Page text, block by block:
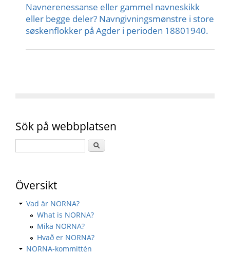
Navnerenessanse eller gammel navneskikk
eller begge deler? Navngivningsmønstre i store
søskenflokker på Agder i perioden 18801940.
Sök på webbplatsen
Översikt
Vad är NORNA?
What is NORNA?
Mikä NORNA?
Hvað er NORNA?
NORNA-kommittén